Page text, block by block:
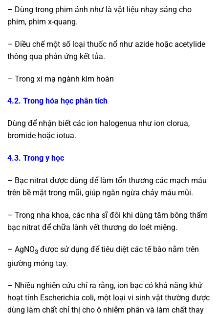
– Dùng trong phim ảnh như là vật liệu nhạy sáng cho
phim, phim x-quang.
– Điều chế một số loại thuốc nổ như azide hoặc acetylide
thông qua phản ứng kết tủa.
– Trong xi mạ ngành kim hoàn
4.2. Trong hóa học phân tích
Dùng để nhận biết các ion halogenua như ion clorua,
bromide hoặc iotua.
4.3. Trong y học
– Bạc nitrat được dùng để làm tổn thương các mạch máu
trên bề mặt trong mũi, giúp ngăn ngừa chảy máu mũi.
– Trong nha khoa, các nha sĩ đôi khi dùng tăm bông thấm
bạc nitrat để chữa lành vết thương do loét miệng.
– AgNO3 được sử dụng để tiêu diệt các tế bào nằm trên
giường móng tay.
– Nhiều nghiên cứu chỉ ra rằng, ion bạc có khả năng khử
hoạt tính Escherichia coli, một loại vi sinh vật thường được
dùng làm chất chỉ thị cho ô nhiễm phân và làm chất thay